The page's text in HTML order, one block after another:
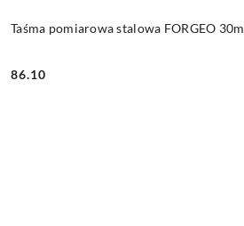
Taśma pomiarowa stalowa FORGEO 30m
Cena:
86.10